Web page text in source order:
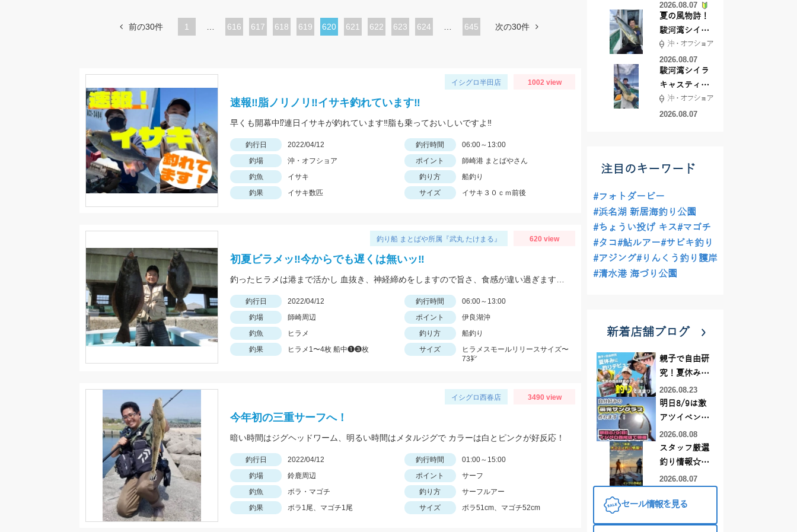
前の30件 1
ペ
616
ペ
617
ペ
618
ペ
619
カ
ペ
620
ペ
621
ペ
622
ペ
623
ペ
624 645 次の30件
イシグロ半田店 1002 view
速報‼脂ノリノリ‼イサキ釣れています‼
早くも開幕中⁉連日イサキが釣れています‼脂も乗っておいしいですよ‼
釣行日 2022/04/12 釣行時間
06:00～13:00
釣場
沖・オフショア ポイント
師崎港 まとばやさん
釣魚
イサキ 釣り方
船釣り
釣果
イサキ数匹 サイズ イサキ３０ｃｍ前後
釣り船 まとばや所属『武丸 たけまる』 620 view
初夏ビラメッ‼︎今からでも遅くは無いッ‼︎
釣行日 2022/04/12 釣行時間
06:00～13:00
釣場
師崎周辺 ポイント
伊良湖沖
釣魚
ヒラメ 釣り方
船釣り
釣果
ヒラメ1〜4枚 船中❶❸枚 サイズ
ヒラメスモールリリースサイズ〜
73㌢
イシグロ西春店 3490 view
今年初の三重サーフへ！
暗い時間はジグヘッドワーム、明るい時間はメタルジグで カラーは白とピンクが好反応！
釣行日 2022/04/12 釣行時間
01:00～15:00
釣場
鈴鹿周辺 ポイント
サーフ
釣魚
ボラ・マゴチ 釣り方
サーフルアー
釣果
ボラ1尾、マゴチ1尾 サイズ ボラ51cm、マゴチ52cm
2026.08.07
夏の風物詩！
駿河湾シイラ
キャスティン
グ行ってきま
した！！
沖・オフショア
2026.08.07
駿河湾シイラ
キャスティン
グ行ってきま
した！
沖・オフショア
2026.08.07
注目のキーワード
#フォトダービー
#浜名湖 新居海釣り公園
#ちょうい投げ キス#マゴチ
#タコ#鮎ルアー#サビキ釣り
#アジング#りんくう釣り護岸
#清水港 海づり公園
新着店舗ブログ
親子で自由研
究！夏休みに
釣りデビュー
2026.08.23
明日8/9は激
アツイベント
日！！！～オ
ーダー偏光グ
ラス受注会～
2026.08.08
スタッフ厳選
釣り情報☆彡
連休は何釣り
♪【イシグロ
2026.08.07
セール情報を見る